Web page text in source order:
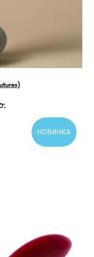
НОВИНКА